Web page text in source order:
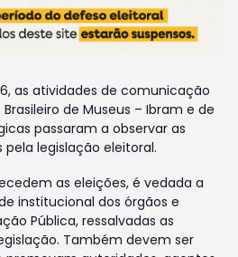
as atividades de comunicação
de Museus – Ibram e de
passaram a observar as
legislação eleitoral.
as eleições, é vedada a
institucional dos órgãos e
Pública, ressalvadas as
Também devem ser